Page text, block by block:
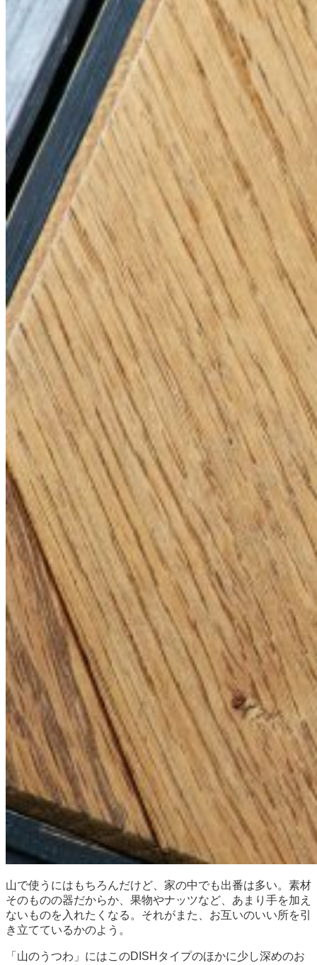
山で使うにはもちろんだけど、家の中でも出番は多い。素材
そのものの器だからか、果物やナッツなど、あまり手を加え
ないものを入れたくなる。それがまた、お互いのいい所を引
き立てているかのよう。
「山のうつわ」にはこのDISHタイプのほかに少し深めのお